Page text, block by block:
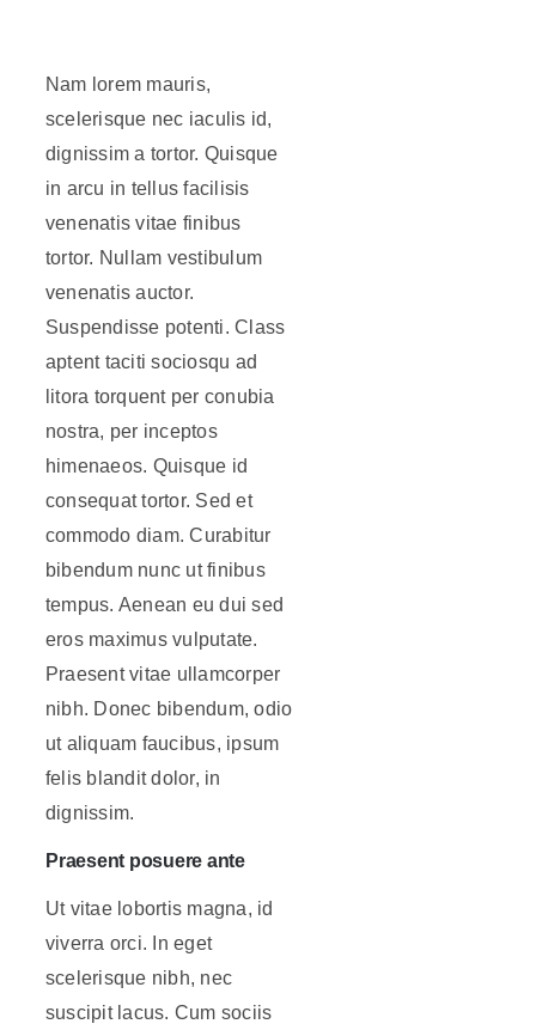
Nam lorem mauris,
scelerisque nec iaculis id,
dignissim a tortor. Quisque
in arcu in tellus facilisis
venenatis vitae finibus
tortor. Nullam vestibulum
venenatis auctor.
Suspendisse potenti. Class
aptent taciti sociosqu ad
litora torquent per conubia
nostra, per inceptos
himenaeos. Quisque id
consequat tortor. Sed et
commodo diam. Curabitur
bibendum nunc ut finibus
tempus. Aenean eu dui sed
eros maximus vulputate.
Praesent vitae ullamcorper
nibh. Donec bibendum, odio
ut aliquam faucibus, ipsum
felis blandit dolor, in
dignissim.
Praesent posuere ante
Ut vitae lobortis magna, id
viverra orci. In eget
scelerisque nibh, nec
suscipit lacus. Cum sociis